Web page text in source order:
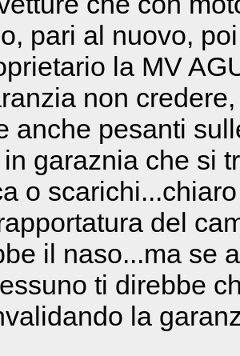
pari al nuovo,
la MV
non
anche pesanti
garaznia che si
o
del
il naso...ma se
ti direbbe
la